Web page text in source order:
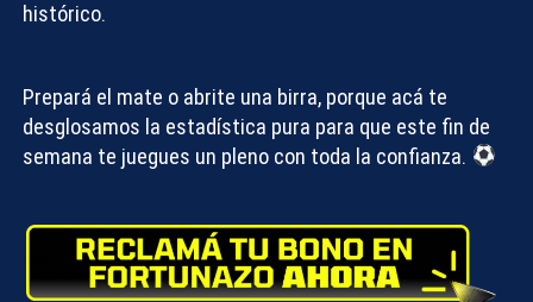
histórico.
Prepará el mate o abrite una birra, porque acá te
desglosamos la estadística pura para que este fin de
semana te juegues un pleno con toda la confianza.